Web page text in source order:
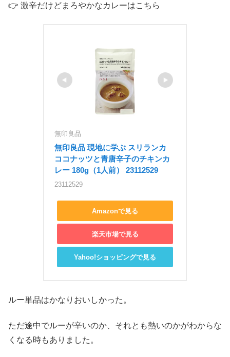
👉 激辛だけどまろやかなカレーはこちら
無印良品
無印良品 現地に学ぶ スリランカ
ココナッツと青唐辛子のチキンカ
レー 180g（1人前） 23112529
23112529
Amazonで見る
楽天市場で見る
Yahoo!ショッピングで見る
ルー単品はかなりおいしかった。
ただ途中でルーが辛いのか、それとも熱いのかがわからな
くなる時もありました。